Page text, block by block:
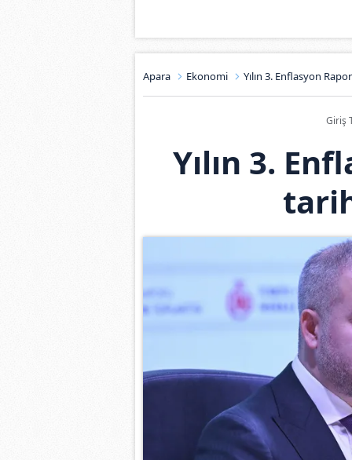
Apara Ekonomi Yılın 3. Enflasyon
Giriş
Yılın 3.